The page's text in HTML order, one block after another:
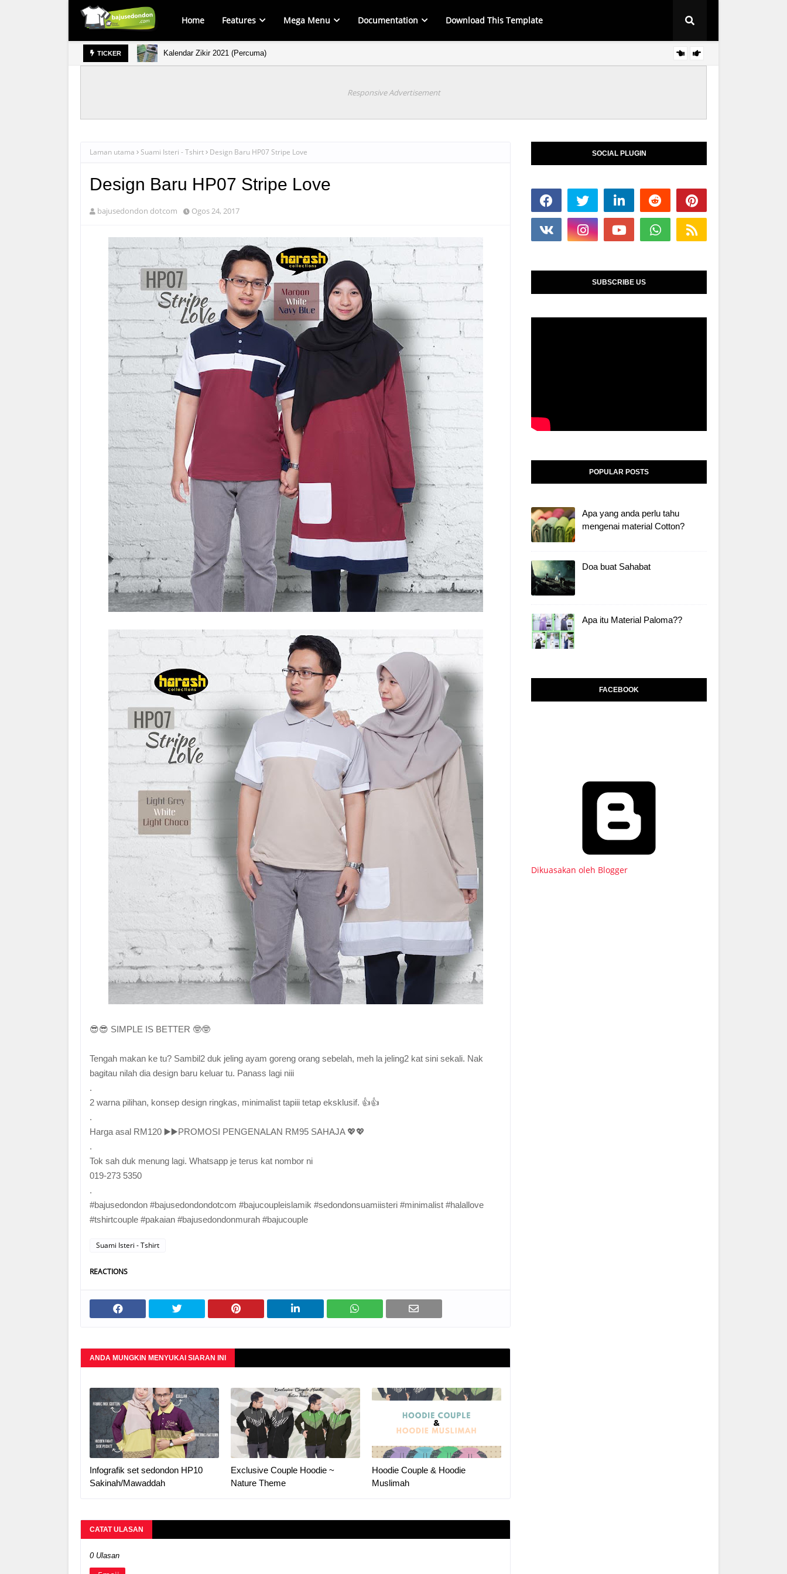
Home Features Mega Menu Documentation Download This Template
TICKER Kalendar Zikir 2021 (Percuma)
Responsive Advertisement
Laman utama Suami Isteri - Tshirt Design Baru HP07 Stripe Love
Design Baru HP07 Stripe Love
bajusedondon dotcom Ogos 24, 2017
😎😎 SIMPLE IS BETTER 🤓🤓
Tengah makan ke tu? Sambil2 duk jeling ayam goreng orang sebelah, meh la jeling2 kat sini sekali. Nak
bagitau nilah dia design baru keluar tu. Panass lagi niii
.
2 warna pilihan, konsep design ringkas, minimalist tapiii tetap eksklusif. 👍👍
.
Harga asal RM120 ▶️▶️PROMOSI PENGENALAN RM95 SAHAJA 💖💖
.
Tok sah duk menung lagi. Whatsapp je terus kat nombor ni
019-273 5350
.
#bajusedondon #bajusedondondotcom #bajucoupleislamik #sedondonsuamiisteri #minimalist #halallove
#tshirtcouple #pakaian #bajusedondonmurah #bajucouple
Suami Isteri - Tshirt
REACTIONS
ANDA MUNGKIN MENYUKAI SIARAN INI
Infografik set sedondon HP10
Sakinah/Mawaddah
Exclusive Couple Hoodie ~
Nature Theme
Hoodie Couple & Hoodie
Muslimah
CATAT ULASAN
0 Ulasan
SOCIAL PLUGIN
SUBSCRIBE US
POPULAR POSTS
Apa yang anda perlu tahu
mengenai material Cotton?
Doa buat Sahabat
Apa itu Material Paloma??
FACEBOOK
Dikuasakan oleh Blogger